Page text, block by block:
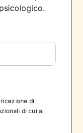
di
di cui al